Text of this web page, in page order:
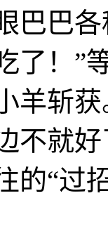
巴巴
了！”
羊斩
不就
的“过